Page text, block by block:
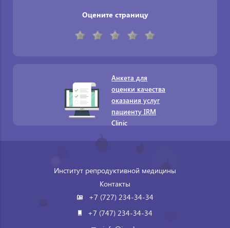
Оцените страницу
Анкета для
оценки качества
оказания услуг
пациенту IRM
Clinic
Институт репродуктивной медицины
Контакты
+7 (727) 234-34-34
+7 (747) 234-34-34